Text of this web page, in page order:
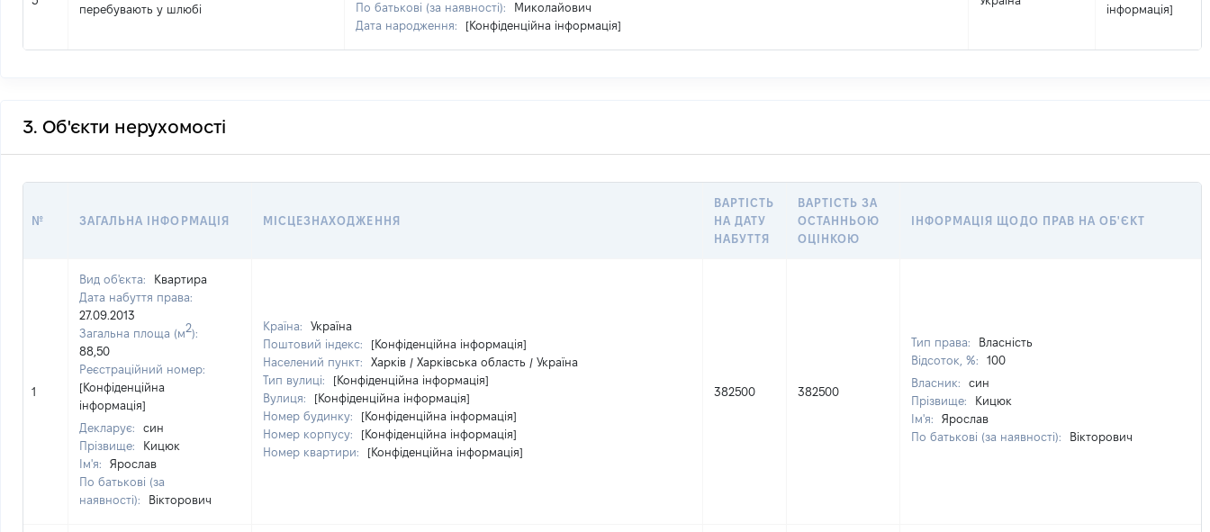
перебувають у шлюбі
По батькові (за наявності):
Миколайович
Дата народження:
[Конфіденційна інформація]
інформація]
3. Об'єкти нерухомості
№ ЗАГАЛЬНА ІНФОРМАЦІЯ МІСЦЕЗНАХОДЖЕННЯ
ВАРТІСТЬ
НА ДАТУ
НАБУТТЯ
ВАРТІСТЬ ЗА
ОСТАННЬОЮ
ОЦІНКОЮ
ІНФОРМАЦІЯ ЩОДО ПРАВ НА ОБ'ЄКТ
1
Вид об'єкта:
Квартира
Дата набуття права:
27.09.2013
Загальна площа (м2):
88,50
Реєстраційний номер:
[Конфіденційна
інформація]
Декларує:
син
Прізвище:
Кицюк
Ім'я:
Ярослав
По батькові (за
наявності):
Вікторович
Країна:
Україна
Поштовий індекс:
[Конфіденційна інформація]
Населений пункт:
Харків / Харківська область / Україна
Тип вулиці:
[Конфіденційна інформація]
Вулиця:
[Конфіденційна інформація]
Номер будинку:
[Конфіденційна інформація]
Номер корпусу:
[Конфіденційна інформація]
Номер квартири:
[Конфіденційна інформація]
382500 382500
Тип права:
Власність
Відсоток, %:
100
Власник:
син
Прізвище:
Кицюк
Ім'я:
Ярослав
По батькові (за наявності):
Вікторович